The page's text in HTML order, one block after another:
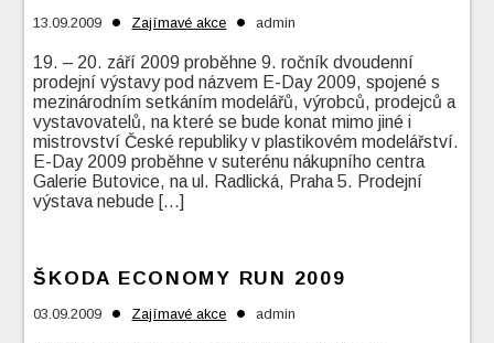
13.09.2009 • Zajímavé akce • admin
19. – 20. září 2009 proběhne 9. ročník dvoudenní
prodejní výstavy pod názvem E-Day 2009, spojené s
mezinárodním setkáním modelářů, výrobců, prodejců a
vystavovatelů, na které se bude konat mimo jiné i
mistrovství České republiky v plastikovém modelářství.
E-Day 2009 proběhne v suterénu nákupního centra
Galerie Butovice, na ul. Radlická, Praha 5. Prodejní
výstava nebude […]
ŠKODA ECONOMY RUN 2009
03.09.2009 • Zajímavé akce • admin